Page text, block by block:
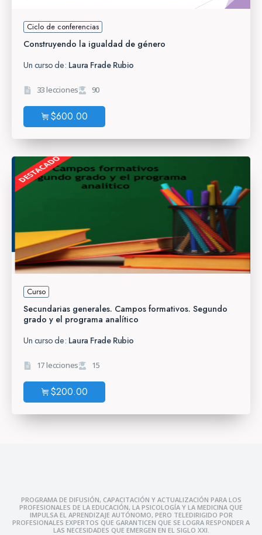
Ciclo de conferencias
Construyendo la igualdad de género
Un curso de: Laura Frade Rubio
33 lecciones 90
$600.00
Curso
Secundarias generales. Campos formativos. Segundo
grado y el programa analítico
Un curso de: Laura Frade Rubio
17 lecciones 15
$200.00
PROGRAMA DE DIFUSIÓN, CAPACITACIÓN Y ACTUALIZACIÓN PARA LOS
PROFESIONALES DE LA EDUCACIÓN, LA PSICOLOGÍA Y LA MEDICINA QUE
IMPULSA EL APRENDIZAJE AUTÓNOMO, PERO TELEDIRIGIDO POR
PROFESIONALES EXPERTOS QUE GARANTICEN QUE SE LOGRA RESPONDER A
LAS NECESIDADES QUE EMERGEN EN EL SIGLO XXI.